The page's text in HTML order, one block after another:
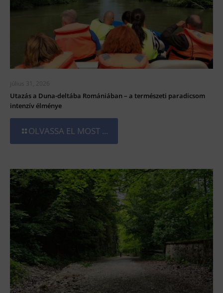
július 31, 2026
Utazás a Duna-deltába Romániában – a természeti paradicsom
intenzív élménye
OLVASSA EL MOST ...